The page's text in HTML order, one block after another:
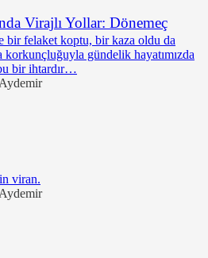
Virajlı Yollar: Dönemeç
bir felaket koptu, bir kaza oldu da
korkunçluğuyla gündelik hayatımızda
bir ihtardır…
viran.